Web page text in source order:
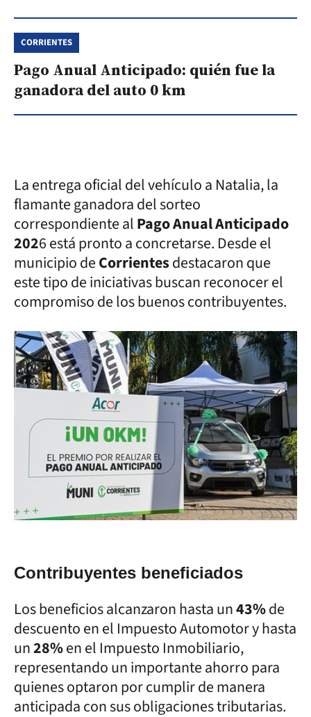
CORRIENTES
Pago Anual Anticipado: quién fue la
ganadora del auto 0 km
La entrega oficial del vehículo a Natalia, la
flamante ganadora del sorteo
correspondiente alPago Anual Anticipado
2026 está pronto a concretarse. Desde el
municipio deCorrientesdestacaron que
este tipo de iniciativas buscan reconocer el
compromiso de los buenos contribuyentes.
Contribuyentes beneficiados
Los beneficios alcanzaron hasta un43%de
descuento en el Impuesto Automotor y hasta
un28%en el Impuesto Inmobiliario,
representando un importante ahorro para
quienes optaron por cumplir de manera
anticipada con sus obligaciones tributarias.